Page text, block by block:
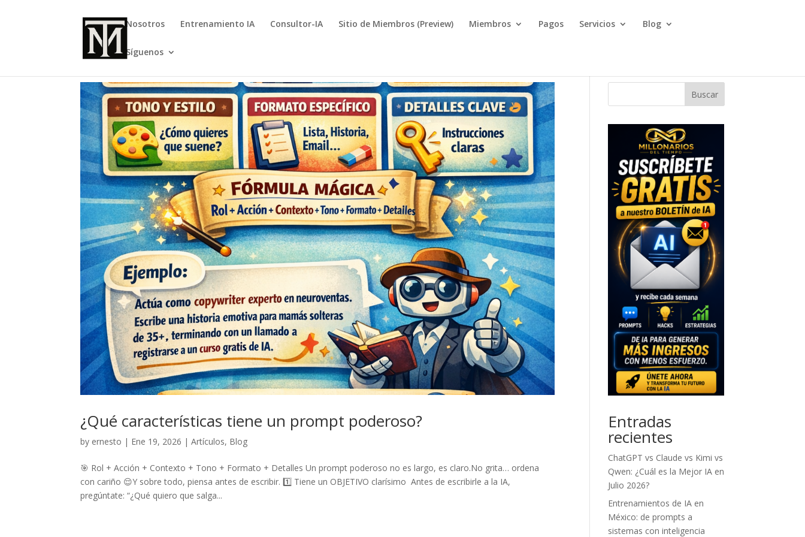
Nosotros Entrenamiento IA Consultor-IA Sitio de Miembros (Preview) Miembros Pagos Servicios Blog
Síguenos
¿Qué características tiene un prompt poderoso?
by ernesto | Ene 19, 2026 |Artículos, Blog
🎯 Rol + Acción + Contexto + Tono + Formato + Detalles Un prompt poderoso no es largo, es claro.No grita… ordena
con cariño 😌Y sobre todo, piensa antes de escribir. 1️⃣ Tiene un OBJETIVO clarísimo Antes de escribirle a la IA,
pregúntate: “¿Qué quiero que salga...
Buscar
Entradas
recientes
ChatGPT vs Claude vs Kimi vs
Qwen: ¿Cuál es la Mejor IA en
Julio 2026?
Entrenamientos de IA en
México: de prompts a
sistemas con inteligencia